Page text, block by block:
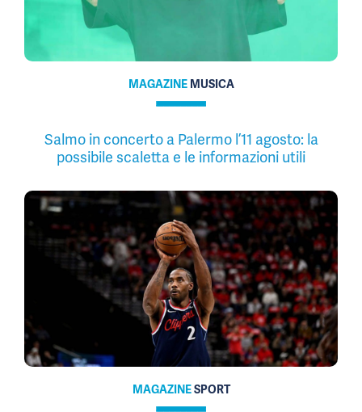
MAGAZINE MUSICA
Salmo in concerto a Palermo l’11 agosto: la
possibile scaletta e le informazioni utili
MAGAZINESPORT